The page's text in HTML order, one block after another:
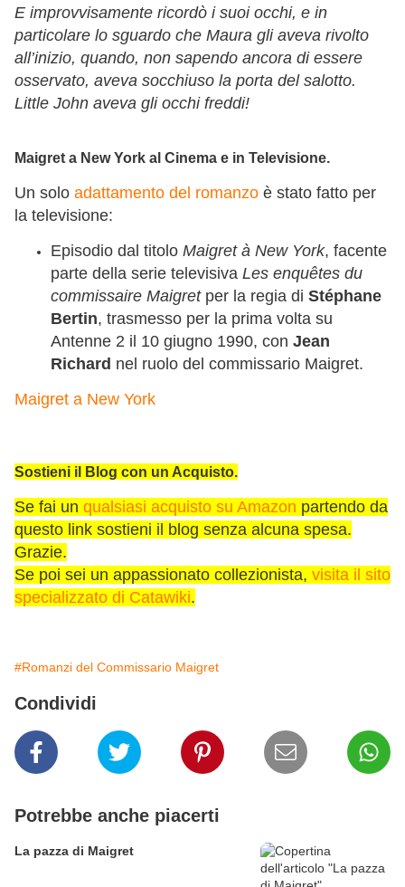
E improvvisamente ricordò i suoi occhi, e in
particolare lo sguardo che Maura gli aveva rivolto
all’inizio, quando, non sapendo ancora di essere
osservato, aveva socchiuso la porta del salotto.
Little John aveva gli occhi freddi!
Maigret a New York al Cinema e in Televisione.
Un solo adattamento del romanzo è stato fatto per
la televisione:
Episodio dal titolo Maigret à New York, facente
parte della serie televisiva Les enquêtes du
commissaire Maigretper la regia di Stéphane
Bertin, trasmesso per la prima volta su
Antenne 2 il 10 giugno 1990, con Jean
Richard nel ruolo del commissario Maigret.
Maigret a New York
Sostieni il Blog con un Acquisto.
Se fai un qualsiasi acquisto su Amazon partendo da
questo link sostieni il blog senza alcuna spesa.
Grazie.
Se poi sei un appassionato collezionista, visita il sito
specializzato di Catawiki.
#Romanzi del Commissario Maigret
Condividi
Potrebbe anche piacerti
La pazza di Maigret